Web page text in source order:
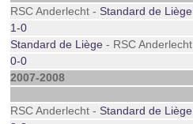
RSC Anderlecht -Standard de Liège
1-0
Standard de Liège - RSC Anderlecht
0-0
2007-2008
RSC Anderlecht -Standard de Liège